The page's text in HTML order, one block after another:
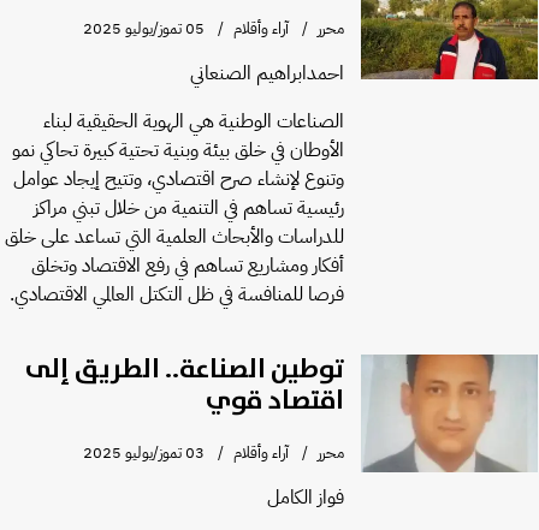
محرر آراء وأقلام 05 تموز/يوليو 2025
احمدابراهيم الصنعاني
الصناعات الوطنية هي الهوية الحقيقية لبناء
الأوطان في خلق بيئة وبنية تحتية كبيرة تحاكي نمو
وتنوع لإنشاء صرح اقتصادي، وتتيح إيجاد عوامل
رئيسية تساهم في التنمية من خلال تبني مراكز
للدراسات والأبحاث العلمية التي تساعد على خلق
أفكار ومشاريع تساهم في رفع الاقتصاد وتخلق
فرصا للمنافسة في ظل التكتل العالمي الاقتصادي.
توطين الصناعة.. الطريق إلى
اقتصاد قوي
محرر آراء وأقلام 03 تموز/يوليو 2025
فواز الكامل